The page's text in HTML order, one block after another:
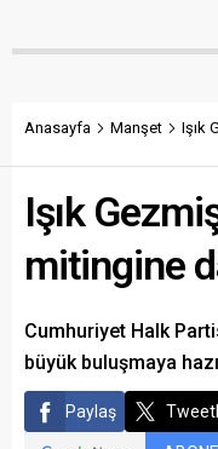
belirterek üreticiyi
savundu.
Anasayfa Manşet Işık
Işık
mitingine
Cumhuriyet Halk
büyük buluşmaya
Paylaş